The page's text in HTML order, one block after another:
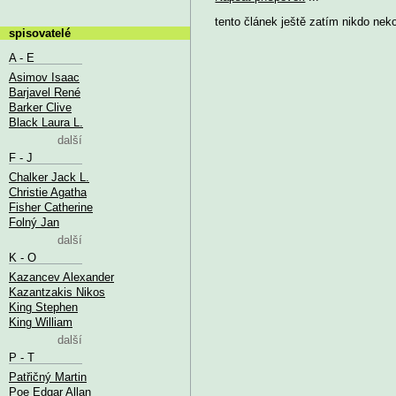
tento článek ještě zatím nikdo
spisovatelé
A - E
Asimov Isaac
Barjavel René
Barker Clive
Black Laura L.
další
F - J
Chalker Jack L.
Christie Agatha
Fisher Catherine
Folný Jan
další
K - O
Kazancev Alexander
Kazantzakis Nikos
King Stephen
King William
další
P - T
Patřičný Martin
Poe Edgar Allan